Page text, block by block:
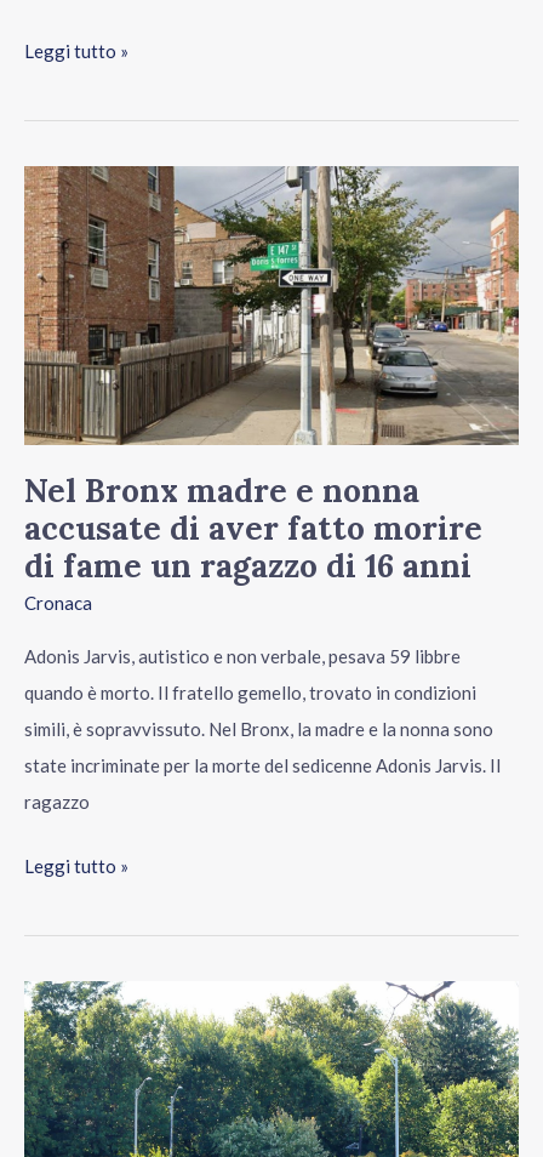
Leggi tutto »
Nel Bronx madre e nonna
accusate di aver fatto morire
di fame un ragazzo di 16 anni
Cronaca
Adonis Jarvis, autistico e non verbale, pesava 59 libbre
quando è morto. Il fratello gemello, trovato in condizioni
simili, è sopravvissuto. Nel Bronx, la madre e la nonna sono
state incriminate per la morte del sedicenne Adonis Jarvis. Il
ragazzo
Nel
Bronx
madre
e
nonna
accusate
di
aver
fatto
di
fame
ragazzo
di
16
anni
Leggi tutto »
Trovato
il
corpo
della
bambina